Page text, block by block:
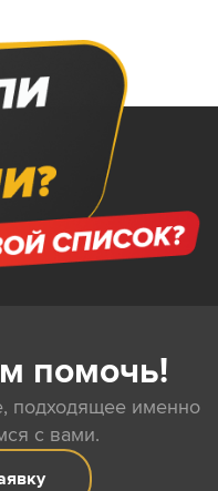
помочь!
подходящее именно
с вами.